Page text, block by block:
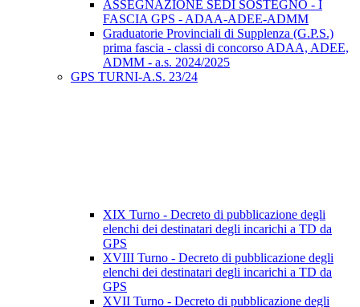
ASSEGNAZIONE SEDI SOSTEGNO - I
FASCIA GPS - ADAA-ADEE-ADMM
Graduatorie Provinciali di Supplenza (G.P.S.)
prima fascia - classi di concorso ADAA, ADEE,
ADMM - a.s. 2024/2025
GPS TURNI-A.S. 23/24
XIX Turno - Decreto di pubblicazione degli
elenchi dei destinatari degli incarichi a TD da
GPS
XVIII Turno - Decreto di pubblicazione degli
elenchi dei destinatari degli incarichi a TD da
GPS
XVII Turno - Decreto di pubblicazione degli